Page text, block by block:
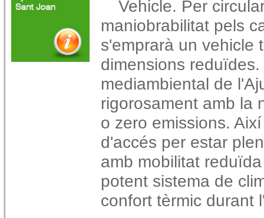
Vehicle. Per
maniobrabilitat pels
s'emprarà un vehicle
dimensions
mediambiental de
rigorosament amb la
o zero emissions.
d'accés per estar
amb mobilitat
potent sistema de
confort tèrmic durant